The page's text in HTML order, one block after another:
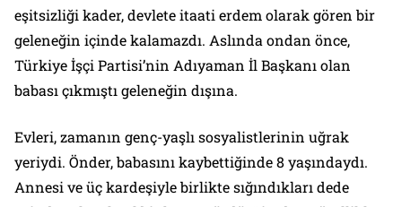
eşitsizliği kader, devlete itaati erdem olarak gören bir
geleneğin içinde kalamazdı. Aslında ondan önce,
Türkiye İşçi Partisi’nin Adıyaman İl Başkanı olan
babası çıkmıştı geleneğin dışına.
Evleri, zamanın genç-yaşlı sosyalistlerinin uğrak
yeriydi. Önder, babasını kaybettiğinde 8 yaşındaydı.
Annesi ve üç kardeşiyle birlikte sığındıkları dede